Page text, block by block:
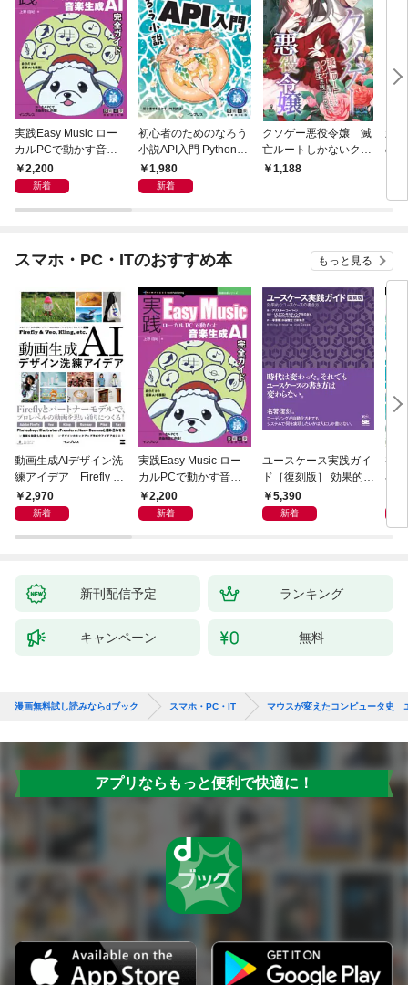
実践Easy Music ロー
カルPCで動かす音楽
生成AI完全ガイド
2,200
新着
初心者のためのなろう
小説API入門 Pythonで
作るデータ活用法
1,980
新着
クソゲー悪役令嬢 滅
亡ルートしかないクソ
ゲーに転生したけど、
1,188
新
の
スマホ・PC・ITのおすすめ本 もっと見る
動画生成AIデザイン洗
練アイデア Firefly &
Veo， Kling， etc.
2,970
新着
実践Easy Music ロー
カルPCで動かす音楽
生成AI完全ガイド
2,200
新着
ユースケース実践ガイ
ド［復刻版］ 効果的な
ユースケースの書き方
5,390
新着
初
小
新刊配信予定 ランキング
キャンペーン 無料
漫画無料試し読みならdブック スマホ・PC・IT マウスが変えたコンピュータ史
アプリならもっと便利で快適に！